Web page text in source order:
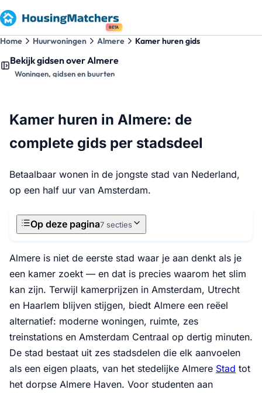
BETA
Home Huurwoningen Almere Kamer huren gids
Bekijk gidsen over Almere
Woningen, gidsen en buurten
Kamer huren in Almere: de
complete gids per stadsdeel
Betaalbaar wonen in de jongste stad van Nederland,
op een half uur van Amsterdam.
Op deze pagina7 secties
Almere is niet de eerste stad waar je aan denkt als je
een kamer zoekt — en dat is precies waarom het slim
kan zijn. Terwijl kamerprijzen in Amsterdam, Utrecht
en Haarlem blijven stijgen, biedt Almere een reëel
alternatief: moderne woningen, ruimte, zes
treinstations en Amsterdam Centraal op dertig minuten.
De stad bestaat uit zes stadsdelen die elk aanvoelen
als een eigen plaats, van het stedelijke Almere Stad tot
het dorpse Almere Haven. Voor studenten aan